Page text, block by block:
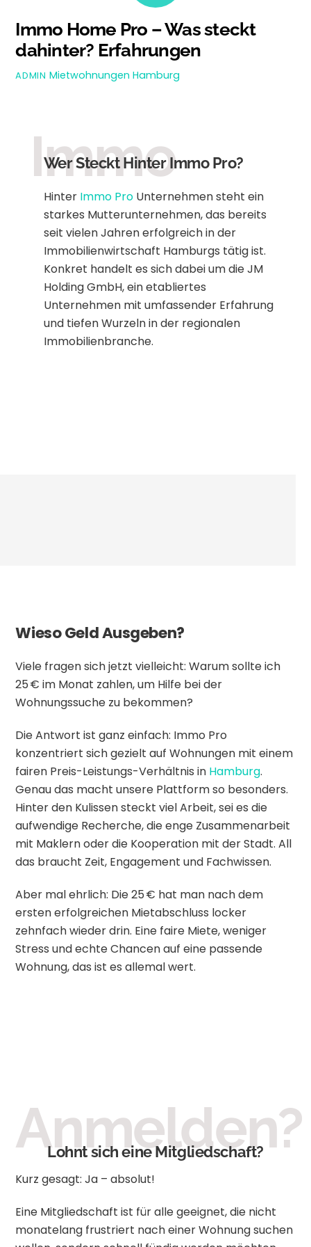
Immo Home Pro – Was steckt
dahinter? Erfahrungen
ADMIN Mietwohnungen Hamburg
Immo
Wer Steckt Hinter Immo Pro?
HinterImmo Pro Unternehmen steht ein
starkes Mutterunternehmen, das bereits
seit vielen Jahren erfolgreich in der
Immobilienwirtschaft Hamburgs tätig ist.
Konkret handelt es sich dabei um die JM
Holding GmbH, ein etabliertes
Unternehmen mit umfassender Erfahrung
und tiefen Wurzeln in der regionalen
Immobilienbranche.
Wieso Geld Ausgeben?
Viele fragen sich jetzt vielleicht: Warum sollte ich
25 € im Monat zahlen, um Hilfe bei der
Wohnungssuche zu bekommen?
Die Antwort ist ganz einfach: Immo Pro
konzentriert sich gezielt auf Wohnungen mit einem
fairen Preis-Leistungs-Verhältnis in Hamburg.
Genau das macht unsere Plattform so besonders.
Hinter den Kulissen steckt viel Arbeit, sei es die
aufwendige Recherche, die enge Zusammenarbeit
mit Maklern oder die Kooperation mit der Stadt. All
das braucht Zeit, Engagement und Fachwissen.
Aber mal ehrlich: Die 25 € hat man nach dem
ersten erfolgreichen Mietabschluss locker
zehnfach wieder drin. Eine faire Miete, weniger
Stress und echte Chancen auf eine passende
Wohnung, das ist es allemal wert.
Anmelden?
Lohnt sich eine Mitgliedschaft?
Kurz gesagt: Ja – absolut!
Eine Mitgliedschaft ist für alle geeignet, die nicht
monatelang frustriert nach einer Wohnung suchen